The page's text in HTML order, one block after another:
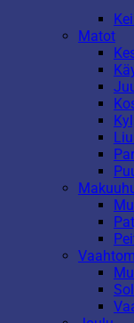
Matot